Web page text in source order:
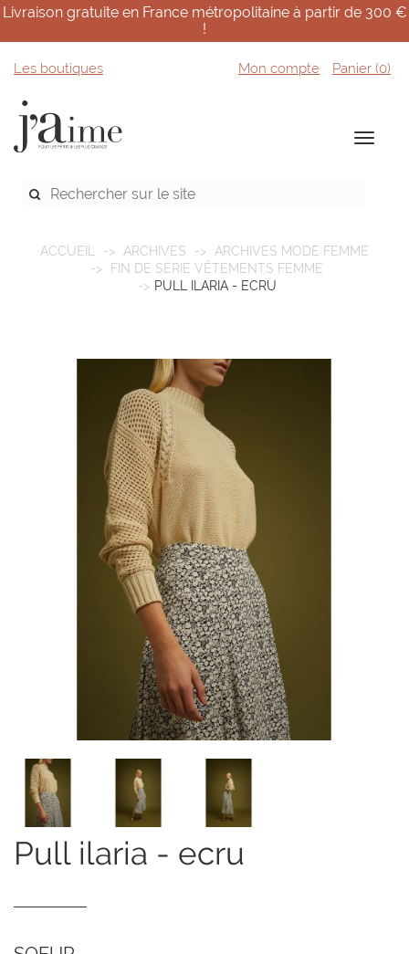
Livraison gratuite en France métropolitaine à partir de 300 €
!
Les boutiques Mon compte Panier (0)
ACCUEIL ARCHIVES
ARCHIVES MODE FEMME
FIN DE SÉRIE VÊTEMENTS FEMME
PULL ILARIA - ECRU
pull ilaria - ecru